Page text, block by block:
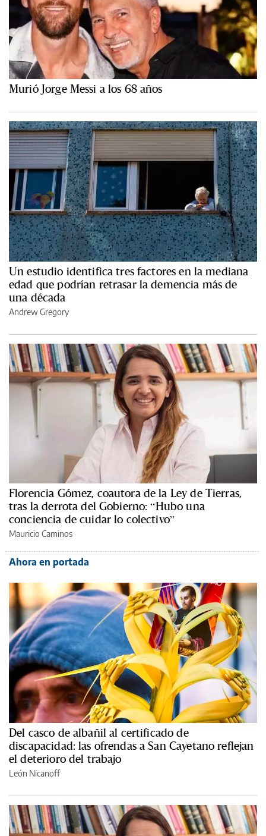
Murió Jorge Messi a los 68 años
Un estudio identifica tres factores en la mediana
edad que podrían retrasar la demencia más de
una década
Andrew Gregory
Florencia Gómez, coautora de la Ley de Tierras,
tras la derrota del Gobierno: “Hubo una
conciencia de cuidar lo colectivo”
Mauricio Caminos
Ahora en portada
Del casco de albañil al certificado de
discapacidad: las ofrendas a San Cayetano reflejan
el deterioro del trabajo
León Nicanoff